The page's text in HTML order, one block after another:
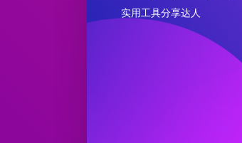
实用工具分享达人